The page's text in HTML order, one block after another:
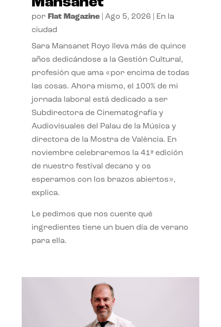
por Flat Magazine| Ago 5, 2026
En la
ciudad
Sara Mansanet Royo lleva más de quince
años dedicándose a la Gestión Cultural,
profesión que ama «por encima de todas
las cosas. Ahora mismo, el 100% de mi
jornada laboral está dedicado a ser
Subdirectora de Cinematografía y
Audiovisuales del Palau de la Música y
directora de la Mostra de València. En
noviembre celebraremos la 41ª edición
de nuestro festival decano y os
esperamos con los brazos abiertos»,
explica.
Le pedimos que nos cuente qué
ingredientes tiene un buen día de verano
para ella.